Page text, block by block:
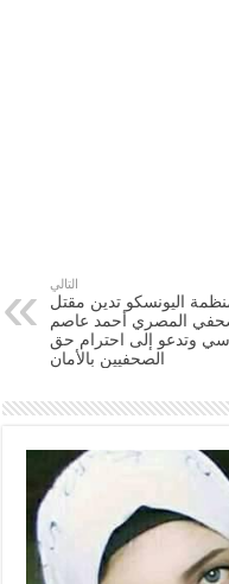
التالي
اليونسكو تدين مقتل
المصري أحمد عاصم
وتدعو إلى احترام حق
الصحفيين بالأمان